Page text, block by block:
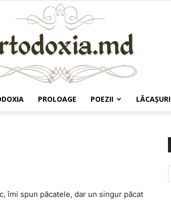
PROLOAGE POEZII LĂCAŞURI
îmi spun păcatele, dar un singur păcat